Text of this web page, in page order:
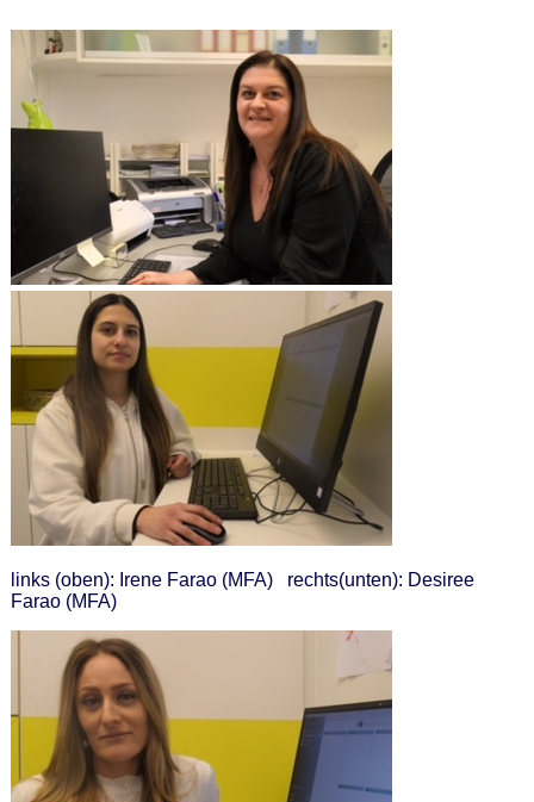
links (oben): Irene Farao (MFA) rechts(unten): Desiree
Farao (MFA)